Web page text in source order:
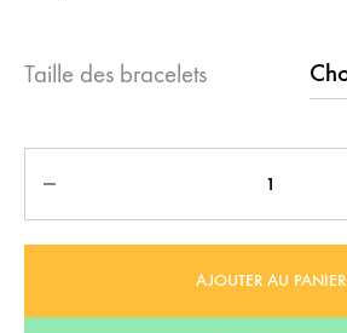
Taille des bracelets
AJOUTER AU PANIER